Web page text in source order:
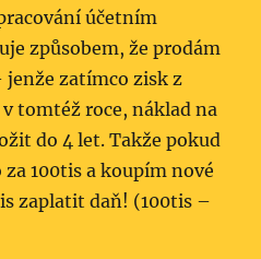
účetním
způsobem, že prodám
jenže zatímco zisk z
tomtéž roce, náklad na
do 4 let. Takže pokud
100tis a koupím nové
zaplatit daň! (100tis –